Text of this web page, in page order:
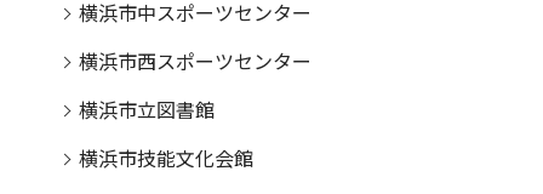
横浜市中スポーツセンター
横浜市西スポーツセンター
横浜市立図書館
横浜市技能文化会館